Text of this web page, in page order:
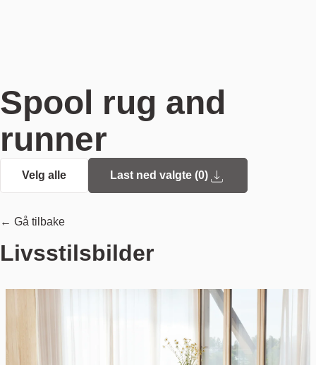
Spool rug and
runner
Velg alle Last ned valgte (0)
← Gå tilbake
Livsstilsbilder